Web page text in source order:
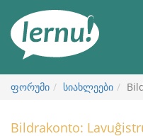
ნახვა
ფორუმი სიახლეები
Bildrakonto: